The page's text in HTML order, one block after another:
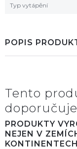
Typ vytápění
POPIS
Tento
PRODUKTY
NEJEN V